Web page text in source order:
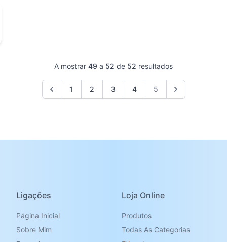
A mostrar 49 a 52 de 52 resultados
1 2 3 4 5
Ligações
Página Inicial
Sobre Mim
Loja Online
Produtos
Todas As Categorias